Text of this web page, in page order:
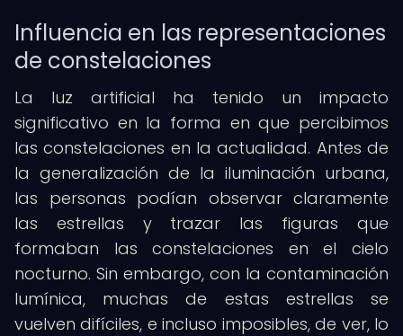
Influencia en las representaciones
de constelaciones
La luz artificial ha tenido un impacto
significativo en la forma en que percibimos
las constelaciones en la actualidad. Antes de
la generalización de la iluminación urbana,
las personas podían observar claramente
las estrellas y trazar las figuras que
formaban las constelaciones en el cielo
nocturno. Sin embargo, con la contaminación
lumínica, muchas de estas estrellas se
vuelven difíciles, e incluso imposibles, de ver, lo